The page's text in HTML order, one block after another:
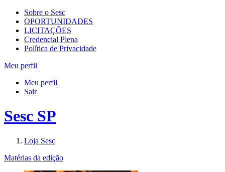
Sobre o Sesc
OPORTUNIDADES
LICITAÇÕES
Credencial Plena
Política de Privacidade
Meu perfil
Meu perfil
Sair
Sesc SP
Loja Sesc
Matérias da edição